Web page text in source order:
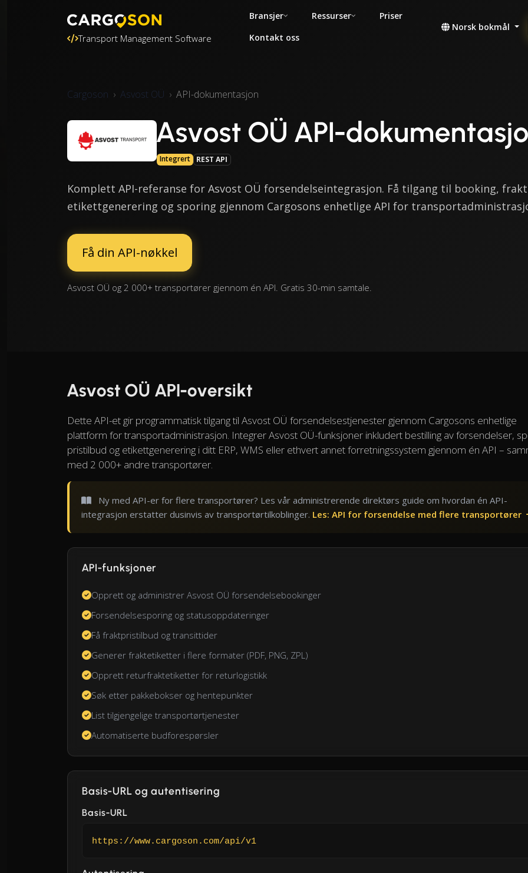
Transport Management Software
Bransjer Ressurser
Priser
Kontakt oss
Norsk bokmål
Cargoson Asvost OÜ API-dokumentasjon
Asvost OÜ API-
Integrert REST API
Komplett API-referanse for Asvost OÜ forsendelseintegrasjon. Få tilgang til booking,
etikettgenerering og sporing gjennom Cargosons enhetlige API for
Få din API-nøkkel
Asvost OÜ og 2 000+ transportører gjennom én API. Gratis 30-min samtale.
Asvost OÜ API-oversikt
Dette API-et gir programmatisk tilgang til Asvost OÜ forsendelsestjenester gjennom Cargosons enhetlige
plattform for transportadministrasjon. Integrer Asvost OÜ-funksjoner inkludert bestilling av forsendelser,
pristilbud og etikettgenerering i ditt ERP, WMS eller ethvert annet forretningssystem gjennom én API –
med 2 000+ andre transportører.
Ny med API-er for flere transportører? Les vår administrerende direktørs guide om hvordan én API-
integrasjon erstatter dusinvis av transportørtilkoblinger. Les: API for forsendelse med flere transportører
API-funksjoner
Opprett og administrer Asvost OÜ forsendelsebookinger
Forsendelsesporing og statusoppdateringer
Få fraktpristilbud og transittider
Generer fraktetiketter i flere formater (PDF, PNG, ZPL)
Opprett returfraktetiketter for returlogistikk
Søk etter pakkebokser og hentepunkter
List tilgjengelige transportørtjenester
Automatiserte budforespørsler
Basis-URL og autentisering
Basis-URL
https://www.cargoson.com/api/v1